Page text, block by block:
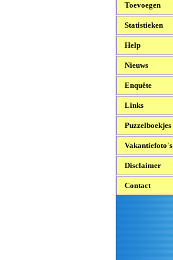
Toevoegen
Statistieken
Help
Nieuws
Enquête
Links
Puzzelboekjes
Vakantiefoto's
Disclaimer
Contact